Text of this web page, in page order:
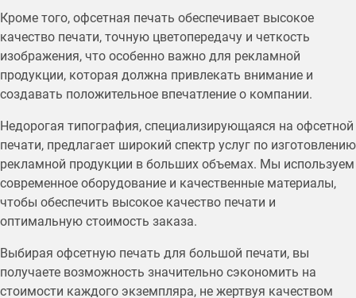
Кроме того, офсетная печать обеспечивает высокое
качество печати, точную цветопередачу и четкость
изображения, что особенно важно для рекламной
продукции, которая должна привлекать внимание и
создавать положительное впечатление о компании.
Недорогая типография, специализирующаяся на офсетной
печати, предлагает широкий спектр услуг по изготовлению
рекламной продукции в больших объемах. Мы используем
современное оборудование и качественные материалы,
чтобы обеспечить высокое качество печати и
оптимальную стоимость заказа.
Выбирая офсетную печать для большой печати, вы
получаете возможность значительно сэкономить на
стоимости каждого экземпляра, не жертвуя качеством